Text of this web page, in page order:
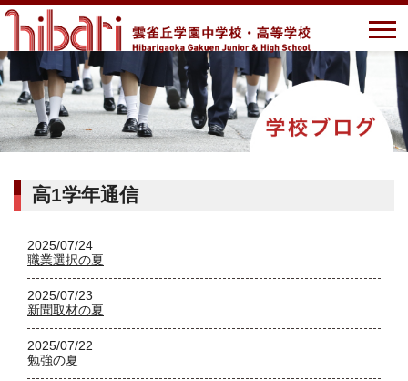
高1学年通信
2025/07/24
職業選択の夏
2025/07/23
新聞取材の夏
2025/07/22
勉強の夏